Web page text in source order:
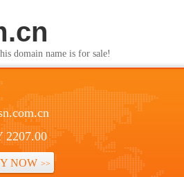
domain name is for sale!
2207.00
NOW >>